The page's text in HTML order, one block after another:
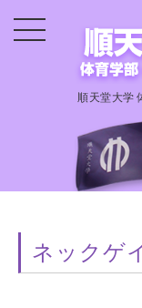
順天堂大学
ネックゲ